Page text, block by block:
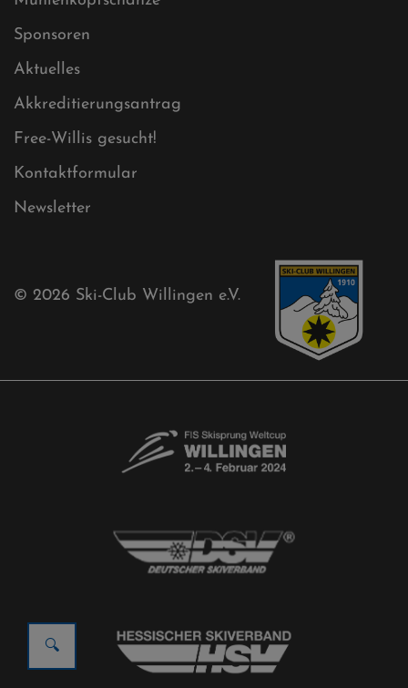
Sponsoren
Aktuelles
Akkreditierungsantrag
Free-Willis gesucht!
Kontaktformular
Newsletter
© 2026 Ski-Club Willingen e.V.